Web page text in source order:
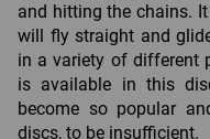
and hitting the chains.
will fly straight and
in a variety of different
is available in this
become so popular
discs, to be insufficient.